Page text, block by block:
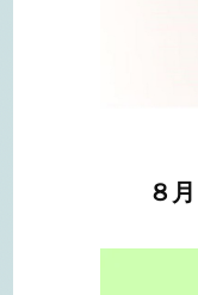
８